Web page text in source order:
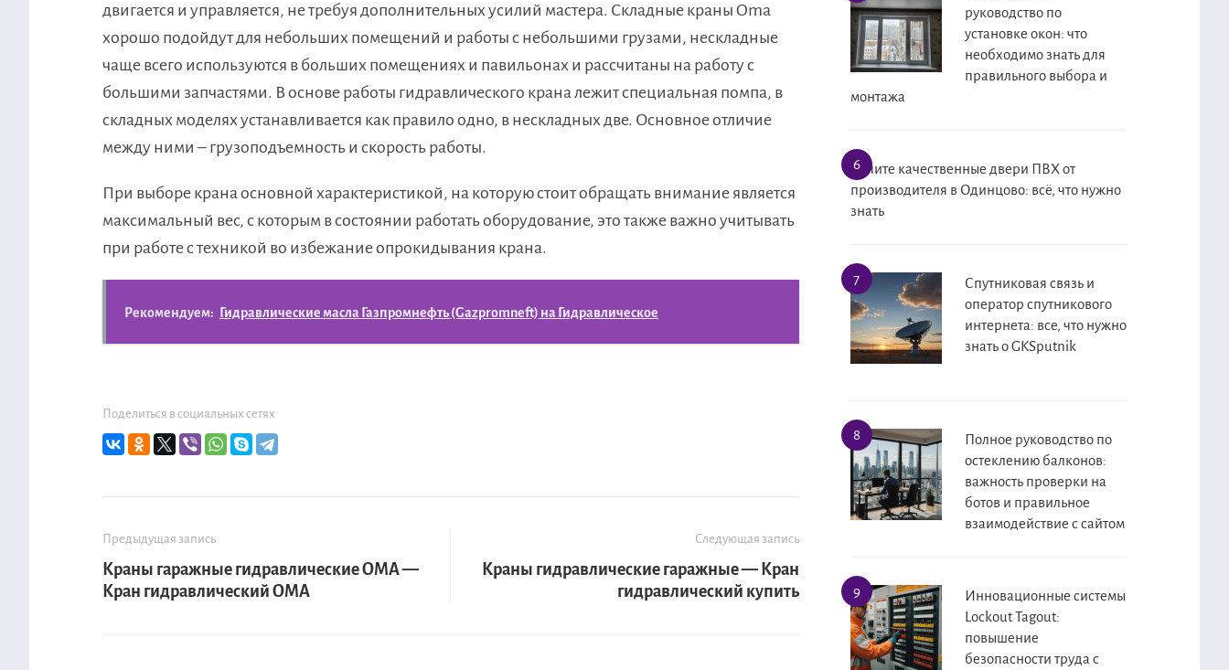
двигается и управляется, не требуя дополнительных усилий мастера. Складные краны Oma
хорошо подойдут для небольших помещений и работы с небольшими грузами, нескладные
чаще всего используются в больших помещениях и павильонах и рассчитаны на работу с
большими запчастями. В основе работы гидравлического крана лежит специальная помпа, в
складных моделях устанавливается как правило одно, в нескладных две. Основное отличие
между ними – грузоподъемность и скорость работы.
При выборе крана основной характеристикой, на которую стоит обращать внимание является
максимальный вес, с которым в состоянии работать оборудование, это также важно учитывать
при работе с техникой во избежание опрокидывания крана.
Рекомендуем: Гидравлические масла Газпромнефть (Gazpromneft) на Гидравлическое
Поделиться в социальных сетях
Предыдущая запись
Краны гаражные гидравлические OMA —
Кран гидравлический OMA
Следующая запись
Краны гидравлические гаражные — Кран
гидравлический купить
руководство по
установке окон: что
необходимо знать для
правильного выбора и
монтажа
Купите качественные двери ПВХ от
производителя в Одинцово: всё, что нужно
знать
Спутниковая связь и
оператор спутникового
интернета: все, что нужно
знать о GKSputnik
Полное руководство по
остеклению балконов:
важность проверки на
ботов и правильное
взаимодействие с сайтом
Инновационные системы
Lockout Tagout:
повышение
безопасности труда с